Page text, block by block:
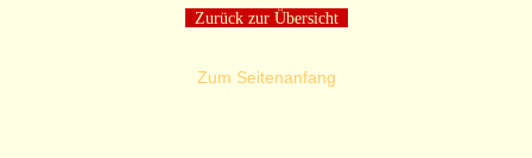
Zurück zur Übersicht
Zum Seitenanfang